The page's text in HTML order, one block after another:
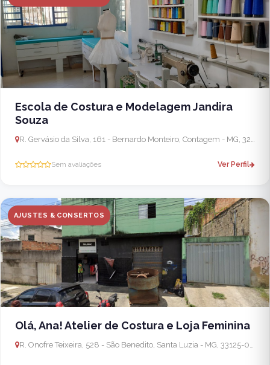
Escola de Costura e Modelagem Jandira
Souza
R. Gervásio da Silva, 161 - Bernardo Monteiro, Contagem - MG, 32010-060, Brasil
Sem avaliações Ver Perfil
AJUSTES & CONSERTOS
Olá, Ana! Atelier de Costura e Loja Feminina
R. Onofre Teixeira, 528 - São Benedito, Santa Luzia - MG, 33125-020, Brasil